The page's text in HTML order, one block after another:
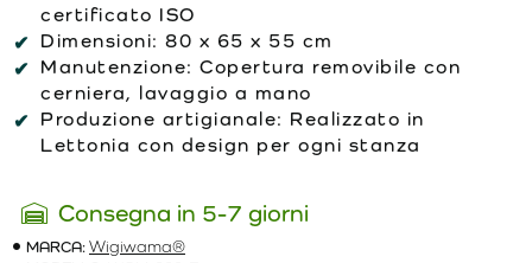
certificato ISO
Dimensioni: 80 x 65 x 55 cm
Manutenzione: Copertura removibile con
cerniera, lavaggio a mano
Produzione artigianale: Realizzato in
Lettonia con design per ogni stanza
Consegna in 5-7 giorni
MARCA:Wigiwama®